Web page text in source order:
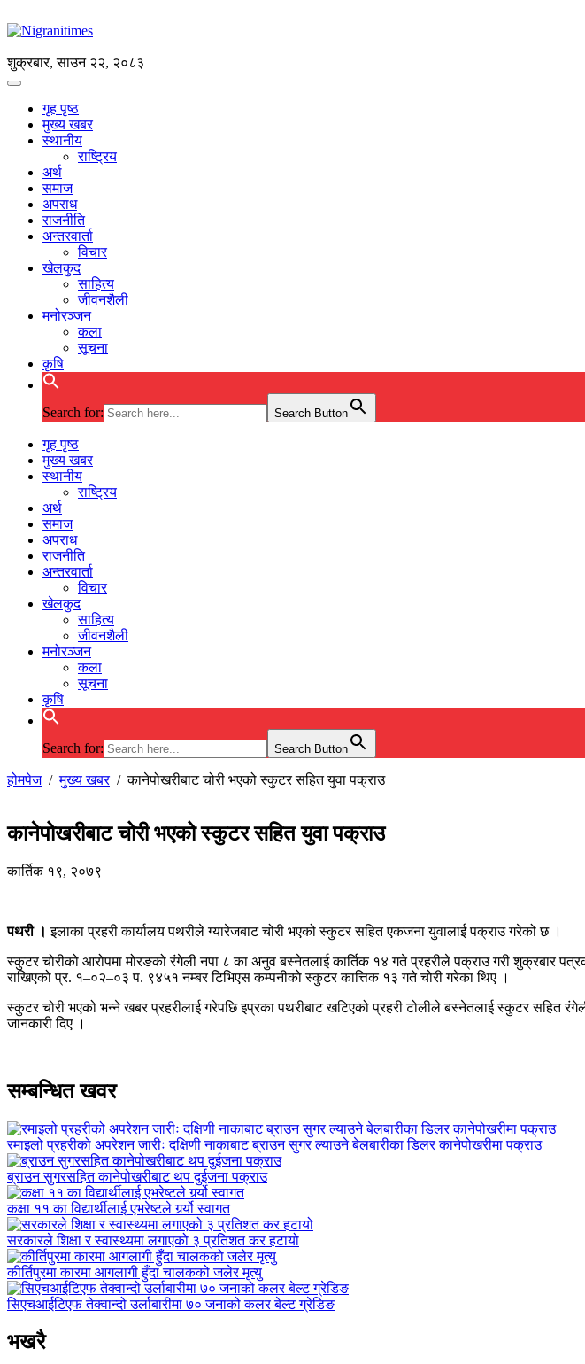
शुक्रबार, साउन २२, २०८३
गृह पृष्ठ
मुख्य खबर
स्थानीय
राष्ट्रिय
अर्थ
समाज
अपराध
राजनीति
अन्तरवार्ता
विचार
खेलकुद
साहित्य
जीवनशैली
मनोरञ्जन
कला
सूचना
कृषि
Search for: Search Button
गृह पृष्ठ
मुख्य खबर
स्थानीय
राष्ट्रिय
अर्थ
समाज
अपराध
राजनीति
अन्तरवार्ता
विचार
खेलकुद
साहित्य
जीवनशैली
मनोरञ्जन
कला
सूचना
कृषि
Search for: Search Button
होमपेज/मुख्य खबर/कानेपोखरीबाट चोरी भएको स्कुटर सहित युवा पक्राउ
कानेपोखरीबाट चोरी भएको स्कुटर सहित युवा पक्राउ
कार्तिक १९, २०७९
पथरी । इलाका प्रहरी कार्यालय पथरीले ग्यारेजबाट चोरी भएको स्कुटर सहित एकजना युवालाई पक्राउ गरेको छ ।
स्कुटर चोरीको आरोपमा मोरङको रंगेली नपा ८ का अनुव बस्नेतलाई कार्तिक १४ गते प्रहरीले पक्राउ गरी शुक्रबार
राखिएको प्र. १–०२–०३ प. ९४५१ नम्बर टिभिएस कम्पनीको स्कुटर कात्तिक १३ गते चोरी गरेका थिए ।
स्कुटर चोरी भएको भन्ने खबर प्रहरीलाई गरेपछि इप्रका पथरीबाट खटिएको प्रहरी टोलीले बस्नेतलाई स्कुटर सहित
जानकारी दिए ।
सम्बन्धित खवर
रमाइलो प्रहरीको अपरेशन जारीः दक्षिणी नाकाबाट ब्राउन सुगर ल्याउने बेलबारीका डिलर कानेपोखरीमा पक्राउ
ब्राउन सुगरसहित कानेपोखरीबाट थप दुईजना पक्राउ
कक्षा ११ का विद्यार्थीलाई एभरेष्टले गर्र्यो स्वागत
सरकारले शिक्षा र स्वास्थ्यमा लगाएको ३ प्रतिशत कर हटायो
कीर्तिपुरमा कारमा आगलागी हुँदा चालकको जलेर मृत्यु
सिएचआईटिएफ तेक्वान्दो उर्लाबारीमा ७० जनाको कलर बेल्ट ग्रेडिङ
भखरै